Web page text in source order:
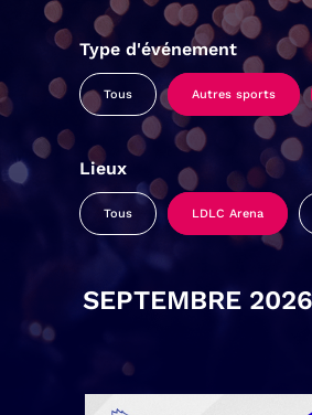
Type d'événement
Tous Autres sports
Lieux
Tous LDLC Arena
SEPTEMBRE 2026